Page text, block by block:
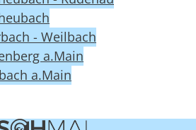
- Weilbach
a.Main
a.Main